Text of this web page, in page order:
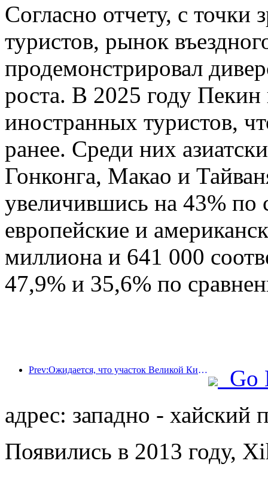
Согласно отчету, с точки
туристов, рынок
продемонстрировал
роста. В 2025 году
иностранных туристов,
ранее. Среди них
Гонконга, Макао и
увеличившись на 43%
европейские и
миллиона и 641 000
47,9% и 35,6% по
Prev:Ожидается, что участок Великой Китайской стены Цзянцзюньгуань в районе Пингу города Пекина будет открыт для публики уже к концу 2026 года.
Go
адрес: западно - хайский
Появились в 2013 году,